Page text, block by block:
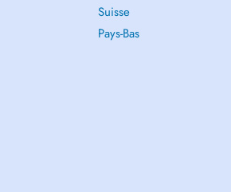
Suisse
Pays-Bas